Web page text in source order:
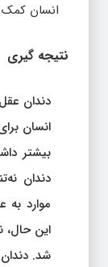
انسان کمک
نتیجه‌ گیری
دندان
انسان
بیشتر
دندان
موارد
این حال،
شد.